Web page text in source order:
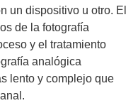
un dispositivo u otro. El
de la fotografía
y el tratamiento
analógica
lento y complejo que